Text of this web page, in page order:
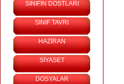
SINIFIN DOSTLARI
SINIF TAVRI
HAZİRAN
SİYASET
DOSYALAR